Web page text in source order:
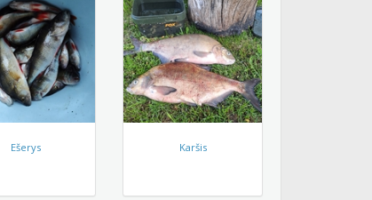
Ešerys Karšis